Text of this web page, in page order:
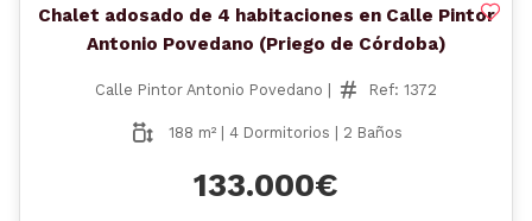
Chalet adosado de 4 habitaciones en Calle Pintor
Antonio Povedano (Priego de Córdoba)
Calle Pintor Antonio Povedano | Ref: 1372
188 m² | 4 Dormitorios | 2 Baños
133.000€